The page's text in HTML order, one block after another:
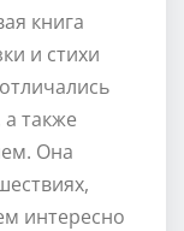
книга
и стихи
также
Она
интересно